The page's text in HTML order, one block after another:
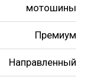
мотошины
Премиум
Направленный